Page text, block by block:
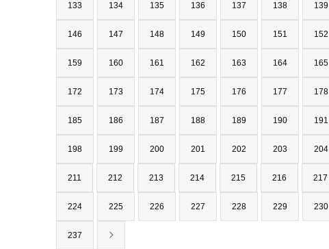
133 134 135 136 137 138 139
146 147 148 149 150 151 152
159 160 161 162 163 164 165
172 173 174 175 176 177 178
185 186 187 188 189 190 191
198 199 200 201 202 203 204
211 212 213 214 215 216 217
224 225 226 227 228 229 230
237